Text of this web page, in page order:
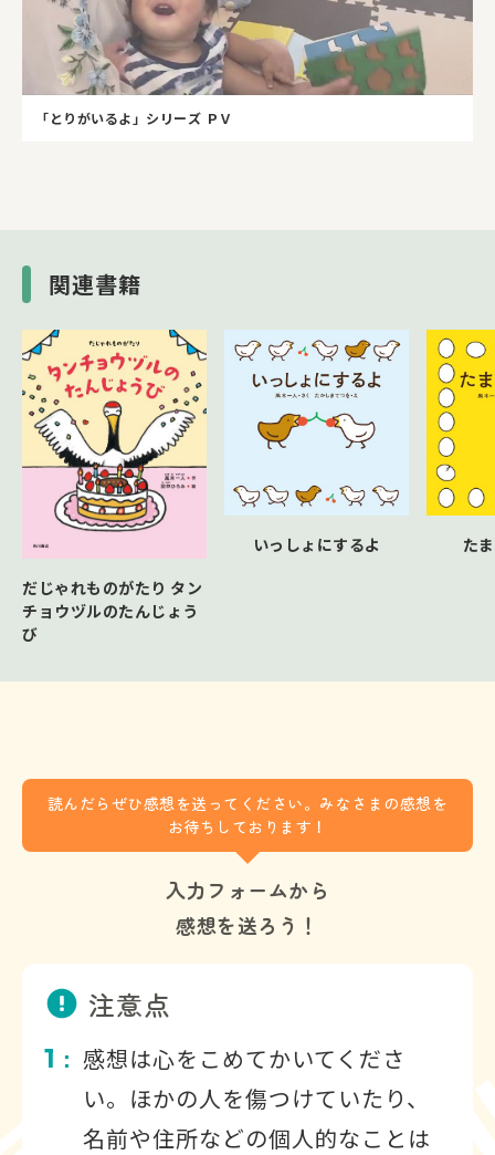
「とりがいるよ」シリーズ ＰＶ
関連書籍
だじゃれものがたり タン
チョウヅルのたんじょう
び
いっしょにするよ た
読んだらぜひ感想を送ってください。みなさまの感想を
お待ちしております！
入力フォームから
感想を送ろう！
注意点
1 ： 感想は心をこめてかいてくださ
い。ほかの人を傷つけていたり、
名前や住所などの個人的なことは